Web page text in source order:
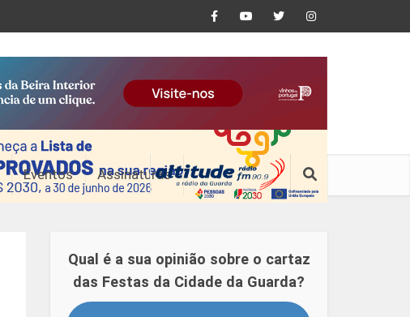
Eventos Assinaturas
Qual é a sua opinião sobre o cartaz
das Festas da Cidade da Guarda?